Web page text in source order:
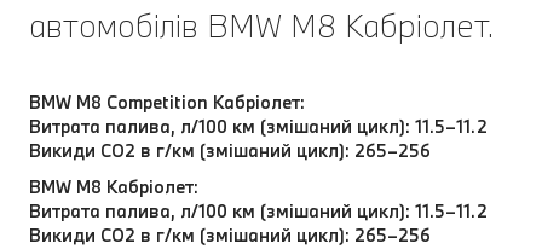
автомобілів BMW M8 Кабріолет.
BMW M8 Competition Кабріолет:
Витрата палива, л/100 км (змішаний цикл): 11.5–11.2
Викиди CO2 в г/км (змішаний цикл): 265–256
BMW M8 Кабріолет:
Витрата палива, л/100 км (змішаний цикл): 11.5–11.2
Викиди CO2 в г/км (змішаний цикл): 265–256